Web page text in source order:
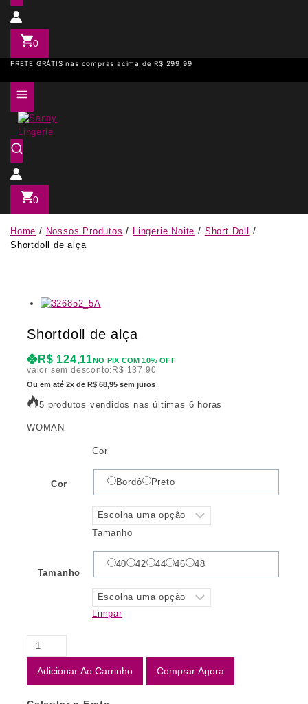
0
FRETE GRÁTIS nas compras acima de R$ 299,99
0
Home / Nossos Produtos / Lingerie Noite / Short Doll /
Shortdoll de alça
Shortdoll de alça
R$ 124,11NO PIX COM 10% OFF
valor sem desconto: R$ 137,90
Ou em até 2x de R$ 68,95 sem juros
5 produtos vendidos nas últimas 6 horas
WOMAN
Cor
Cor
Bordô Preto
Tamanho
Tamanho
40 42 44 46 48
Limpar
Adicionar Ao Carrinho Comprar Agora